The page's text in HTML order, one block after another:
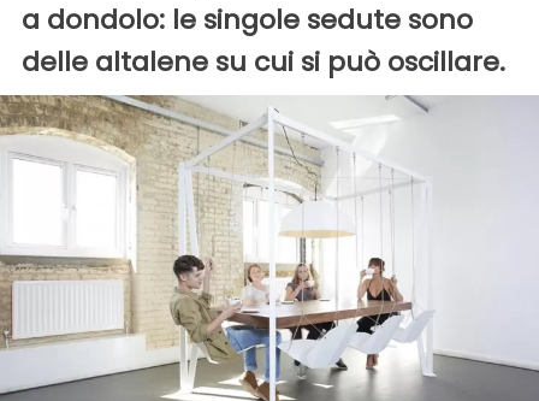
a dondolo: le singole sedute sono
delle altalene su cui si può oscillare.